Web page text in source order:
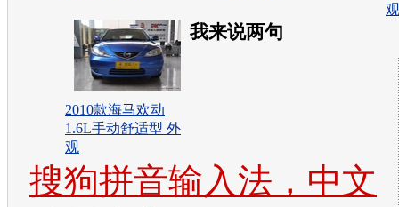
观
2010款海马欢动
1.6L手动舒适型 外
观
我来说两句
搜狗拼音输入法，中文